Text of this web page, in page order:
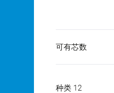
可有芯数
种类 12